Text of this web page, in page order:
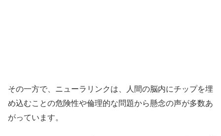
その一方で、ニューラリンクは、人間の脳内にチップを埋
め込むことの危険性や倫理的な問題から懸念の声が多数あ
がっています。